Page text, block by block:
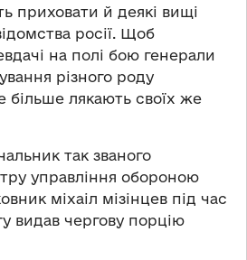
приховати й деякі вищі
росії. Щоб
на полі бою генерали
різного роду
лякають своїх же
так званого
управління обороною
міхаіл мізінцев під час
видав чергову порцію